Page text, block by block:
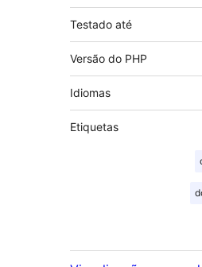
Testado até
Versão do PHP
Idiomas
Etiquetas